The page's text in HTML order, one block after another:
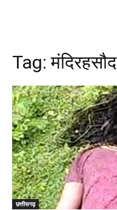
Tag:मंदिरहसौद
छत्तीसगढ़